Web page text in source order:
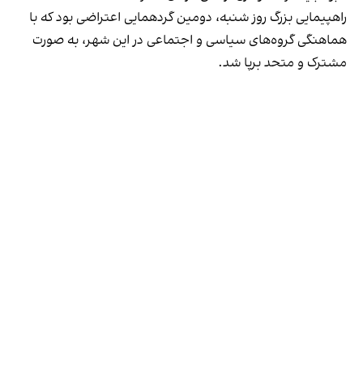
راهپیمایی بزرگ روز شنبه، دومین گردهمایی اعتراضی بود که با
هماهنگی گروه‌های سیاسی و اجتماعی در این شهر، به صورت
مشترک و متحد بر‌پا شد.